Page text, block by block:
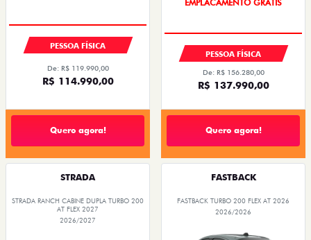
PESSOA FÍSICA
De: R$ 119.990,00
R$ 114.990,00
Quero agora!
OPORTUNIDADE
PESSOA FÍSICA
De: R$ 156.280,00
R$ 137.990,00
Quero agora!
STRADA
STRADA RANCH CABINE DUPLA TURBO 200
AT FLEX 2027
2026/2027
FASTBACK
FASTBACK TURBO 200 FLEX AT 2026
2026/2026